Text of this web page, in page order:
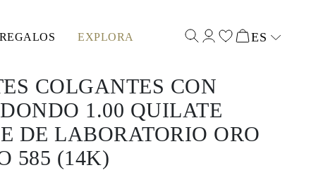
EXPLORA ES
COLGANTES CON
1.00 QUILATE
DE LABORATORIO ORO
585 (14K)